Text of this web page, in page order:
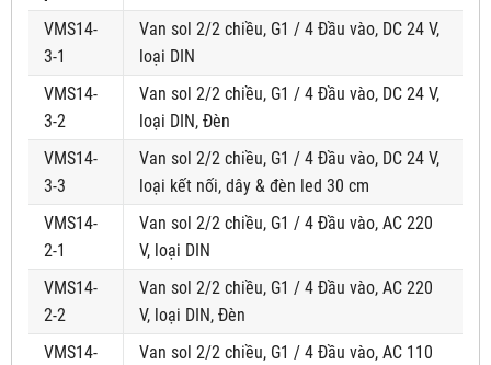
VMS14-
3-1
Van sol 2/2 chiều, G1 / 4 Đầu vào, DC 24 V,
loại DIN
VMS14-
3-2
Van sol 2/2 chiều, G1 / 4 Đầu vào, DC 24 V,
loại DIN, Đèn
VMS14-
3-3
Van sol 2/2 chiều, G1 / 4 Đầu vào, DC 24 V,
loại kết nối, dây & đèn led 30 cm
VMS14-
2-1
Van sol 2/2 chiều, G1 / 4 Đầu vào, AC 220
V, loại DIN
VMS14-
2-2
Van sol 2/2 chiều, G1 / 4 Đầu vào, AC 220
V, loại DIN, Đèn
VMS14-
Van sol 2/2 chiều, G1 / 4 Đầu vào, AC 110